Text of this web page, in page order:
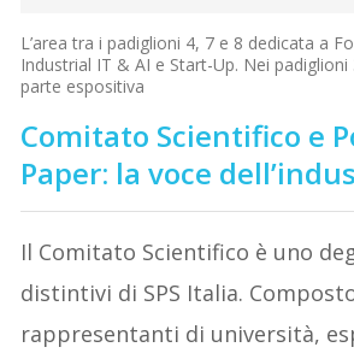
L’area tra i padiglioni 4, 7 e 8 dedicata a
Industrial IT & AI e Start-Up. Nei padiglioni
parte espositiva
Comitato Scientifico e
Paper: la voce
Il Comitato Scientifico è uno
distintivi di SPS Italia.
rappresentanti di università,